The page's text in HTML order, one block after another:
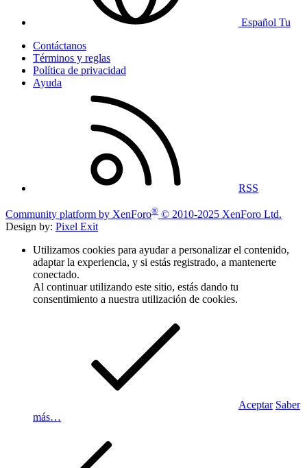
Español Tu
Contáctanos
Términos y reglas
Política de privacidad
Ayuda
RSS
Community platform by XenForo® © 2010-2025 XenForo Ltd.
Design by: Pixel Exit
Utilizamos cookies para ayudar a personalizar el contenido,
adaptar la experiencia, y si estás registrado, a mantenerte
conectado.
Al continuar utilizando este sitio, estás dando tu
consentimiento a nuestra utilización de cookies.
Aceptar Saber
más…